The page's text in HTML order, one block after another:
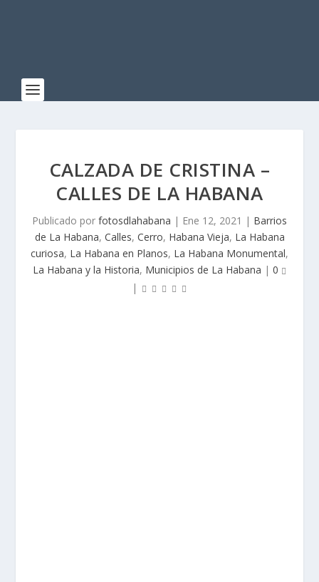
CALZADA DE CRISTINA –
CALLES DE LA HABANA
Publicado por fotosdlahabana | Ene 12, 2021 | Barrios
de La Habana, Calles, Cerro, Habana Vieja, La Habana
curiosa, La Habana en Planos, La Habana Monumental,
La Habana y la Historia, Municipios de La Habana | 0
|